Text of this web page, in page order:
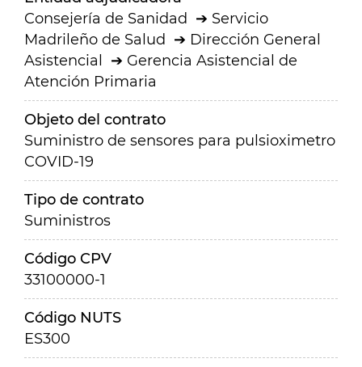
Consejería de Sanidad
Servicio
Madrileño de Salud
Dirección General
Asistencial
Gerencia Asistencial de
Atención Primaria
Objeto del contrato
Suministro de sensores para pulsioximetro
COVID-19
Tipo de contrato
Suministros
Código CPV
33100000-1
Código NUTS
ES300